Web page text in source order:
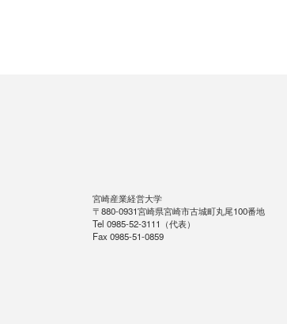
宮崎産業経営大学
〒880-0931宮崎県宮崎市古城町丸尾100番地
Tel 0985-52-3111（代表）
Fax 0985-51-0859